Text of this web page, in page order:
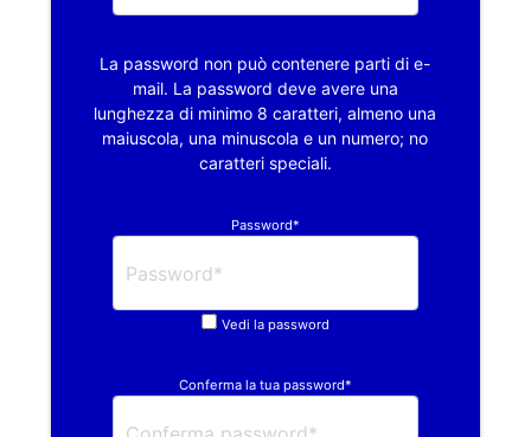
La password non può contenere parti di e-
mail. La password deve avere una
lunghezza di minimo 8 caratteri, almeno una
maiuscola, una minuscola e un numero; no
caratteri speciali.
Password*
Vedi la password
Conferma la tua password*